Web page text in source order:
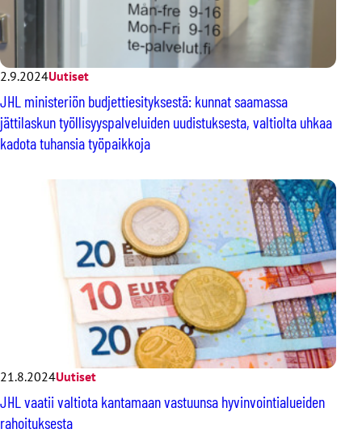
2.9.2024Uutiset
JHL ministeriön budjettiesityksestä: kunnat saamassa
jättilaskun työllisyyspalveluiden uudistuksesta, valtiolta uhkaa
kadota tuhansia työpaikkoja
21.8.2024Uutiset
JHL vaatii valtiota kantamaan vastuunsa hyvinvointialueiden
rahoituksesta